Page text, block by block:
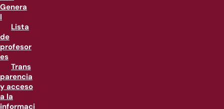
Genera
l
Lista
de
profesor
es
Trans
parencia
y acceso
a la
informaci